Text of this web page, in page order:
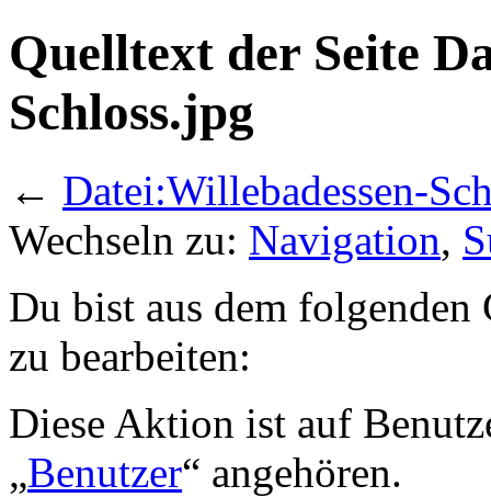
Quelltext der Seite
Schloss.jpg
← Datei:Willebadessen-
Wechseln zu: Navigation,
Du bist aus dem
zu bearbeiten:
Diese Aktion ist auf
„Benutzer“ angehören.